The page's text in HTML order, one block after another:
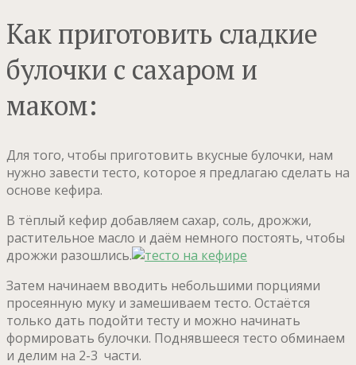
Как приготовить сладкие
булочки с сахаром и
маком:
Для того, чтобы приготовить вкусные булочки, нам
нужно завести тесто, которое я предлагаю сделать на
основе кефира.
В тёплый кефир добавляем сахар, соль, дрожжи,
растительное масло и даём немного постоять, чтобы
дрожжи разошлись.
Затем начинаем вводить небольшими порциями
просеянную муку и замешиваем тесто. Остаётся
только дать подойти тесту и можно начинать
формировать булочки. Поднявшееся тесто обминаем
и делим на 2-3 части.